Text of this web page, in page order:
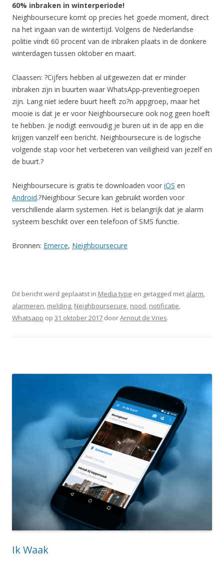
60% inbraken in winterperiode!
Neighboursecure komt op precies het goede moment, direct
na het ingaan van de wintertijd. Volgens de Nederlandse
politie vindt 60 procent van de inbraken plaats in de donkere
winterdagen tussen oktober en maart.
Claassen: ?Cijfers hebben al uitgewezen dat er minder
inbraken zijn in buurten waar WhatsApp-preventiegroepen
zijn. Lang niet iedere buurt heeft zo?n appgroep, maar het
mooie is dat je er voor Neighboursecure ook nog geen hoeft
te hebben. Je nodigt eenvoudig je buren uit in de app en die
krijgen vanzelf een bericht. Neighboursecure is de logische
volgende stap voor het verbeteren van veiligheid van jezelf en
de buurt.?
Neighboursecure is gratis te downloaden voor iOS en
Android.?Neighbour Secure kan gebruikt worden voor
verschillende alarm systemen. Het is belangrijk dat je alarm
systeem beschikt over een telefoon of SMS functie.
Bronnen: Emerce, Neighboursecure
Dit bericht werd geplaatst in Media type en getagged met alarm,
alarmeren, melding, Neighboursecure, nood, notificatie,
Whatsapp op 31 oktober 2017 doorArnout de Vries.
Ik Waak